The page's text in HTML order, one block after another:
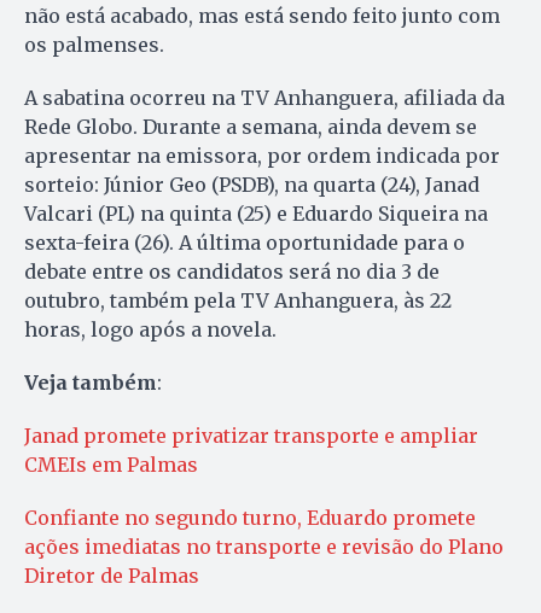
não está acabado, mas está sendo feito junto com
os palmenses.
A sabatina ocorreu na TV Anhanguera, afiliada da
Rede Globo. Durante a semana, ainda devem se
apresentar na emissora, por ordem indicada por
sorteio: Júnior Geo (PSDB), na quarta (24), Janad
Valcari (PL) na quinta (25) e Eduardo Siqueira na
sexta-feira (26). A última oportunidade para o
debate entre os candidatos será no dia 3 de
outubro, também pela TV Anhanguera, às 22
horas, logo após a novela.
Veja também:
Janad promete privatizar transporte e ampliar
CMEIs em Palmas
Confiante no segundo turno, Eduardo promete
ações imediatas no transporte e revisão do Plano
Diretor de Palmas